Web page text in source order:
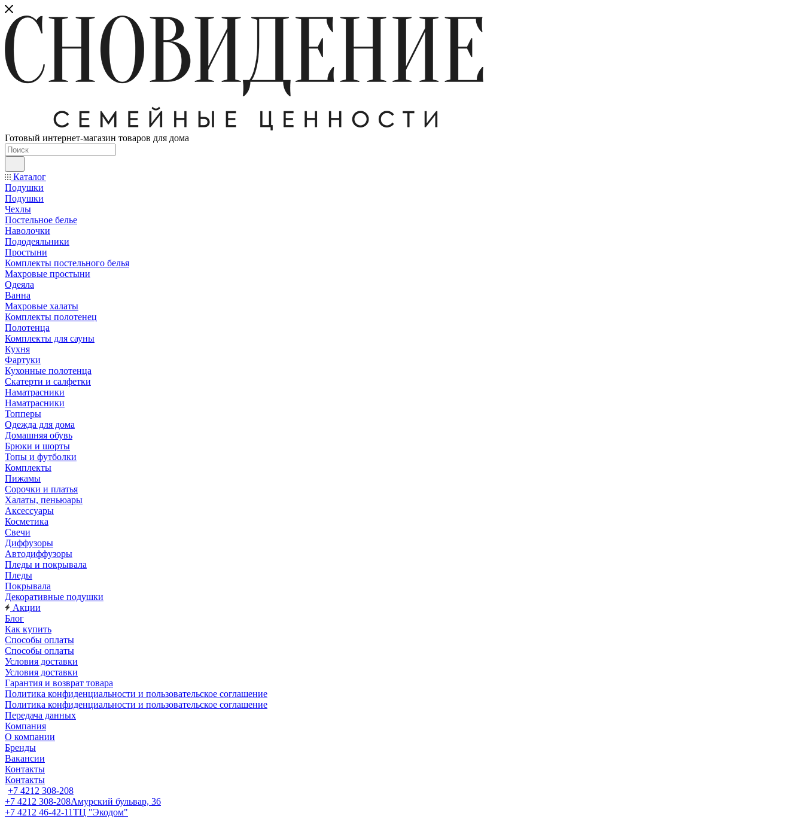
Готовый интернет-магазин товаров для дома
Каталог
Подушки
Подушки
Чехлы
Постельное белье
Наволочки
Пододеяльники
Простыни
Комплекты постельного белья
Махровые простыни
Одеяла
Ванна
Махровые халаты
Комплекты полотенец
Полотенца
Комплекты для сауны
Кухня
Фартуки
Кухонные полотенца
Скатерти и салфетки
Наматрасники
Наматрасники
Топперы
Одежда для дома
Домашняя обувь
Брюки и шорты
Топы и футболки
Комплекты
Пижамы
Сорочки и платья
Халаты, пеньюары
Аксессуары
Косметика
Свечи
Диффузоры
Автодиффузоры
Пледы и покрывала
Пледы
Покрывала
Декоративные подушки
Акции
Блог
Как купить
Способы оплаты
Способы оплаты
Условия доставки
Условия доставки
Гарантия и возврат товара
Политика конфиденциальности и пользовательское соглашение
Политика конфиденциальности и пользовательское соглашение
Передача данных
Компания
О компании
Бренды
Вакансии
Контакты
Контакты
+7 4212 308-208
+7 4212 308-208Амурский бульвар, 36
+7 4212 46-42-11ТЦ "Экодом"